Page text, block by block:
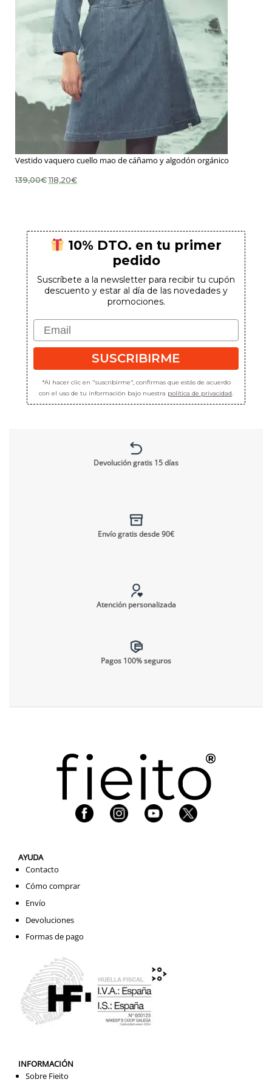
Vestido vaquero cuello mao de cáñamo y algodón orgánico
139,00€El
precio
118,20€El
precio
10% DTO. en tu primer
pedido
Suscríbete a la newsletter para recibir tu cupón
descuento y estar al día de las novedades y
promociones.
Email
SUSCRIBIRME
*Al hacer clic en "suscribirme", confirmas que estás de acuerdo
con el uso de tu información bajo nuestra política de privacidad.
Devolución gratis 15 días
Envío gratis desde 90€
Atención personalizada
Pagos 100% seguros
AYUDA
Contacto
Cómo comprar
Envío
Devoluciones
Formas de pago
INFORMACIÓN
Sobre Fieito